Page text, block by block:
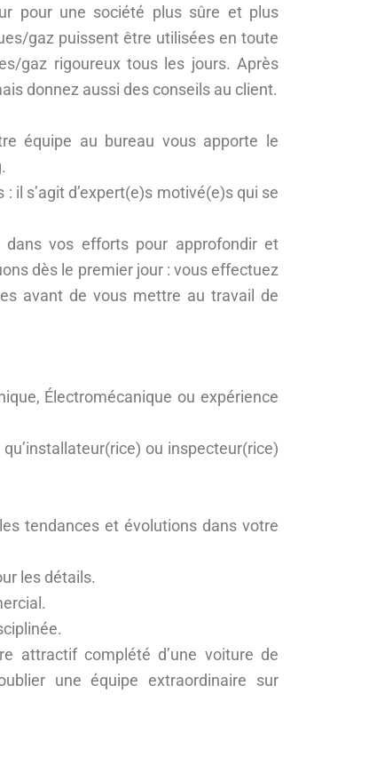
pour une société plus sûre et plus
gaz puissent être utilisées en toute
gaz rigoureux tous les jours. Après
donnez aussi des conseils au client.
équipe au bureau vous apporte le
il s’agit d’expert(e)s motivé(e)s qui se
dans vos efforts pour approfondir et
dès le premier jour : vous effectuez
avant de vous mettre au travail de
Électromécanique ou expérience
ou inspecteur(rice)
tendances et évolutions dans votre
les détails.
attractif complété d’une voiture de
une équipe extraordinaire sur